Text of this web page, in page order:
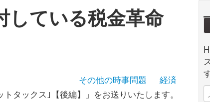
している税金革命
その他の時事問題
経済
タックス｣【後編】」をお送りいたします。